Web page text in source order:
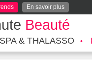
En savoir plus
Beauté
SPA & THALASSO